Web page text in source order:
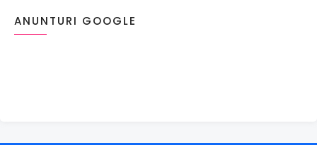
ANUNTURI GOOGLE